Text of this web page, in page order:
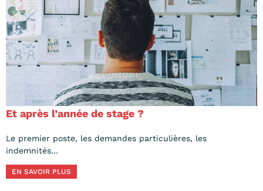
Et après l’année de stage ?
Le premier poste, les demandes particulières, les
indemnités…
EN SAVOIR PLUS